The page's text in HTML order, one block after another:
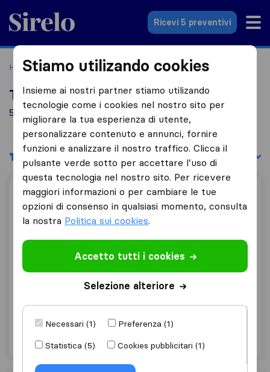
Sirelo.it
Ricevi 5 preventivi
Home Le 10 migliori aziende di traslochi in Italia
Top 10 traslocatori a Marano
5 aziende di traslochi trovate a Marano
Filtri Filtra per:
Puteoli Traslochi e Trasporti
101
Puteoli Traslochi e Trasporti
Chiedi preventivo Dettagli
1 valutazioni come "Imballaggio di qualità"
Stiamo utilizando cookies
Insieme ai nostri partner stiamo utilizando
tecnologie come i cookies nel nostro sito per
migliorare la tua esperienza di utente,
personalizzare contenuto e annunci, fornire
funzioni e analizzare il nostro traffico. Clicca il
pulsante verde sotto per accettare l’uso di
questa tecnologia nel nostro sito. Per ricevere
maggiori informazioni o per cambiare le tue
opzioni di consenso in qualsiasi momento, consulta
la nostra Politica sui cookies.
Accetto tutti i cookies
Selezione alteriore
Necessari (1)
Preferenza (1)
Statistica (5)
Cookies pubblicitari (1)